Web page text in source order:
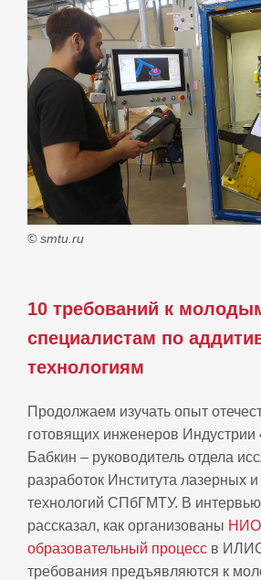
© smtu.ru
10 требований к
специалистам по
технологиям
Продолжаем изучать опыт
готовящих инженеров Индустрии
Бабкин – руководитель отдела
разработок Института лазерных
технологий СПбГМТУ. В
рассказал, как организованы
образовательный процесс в
требования предъявляются к